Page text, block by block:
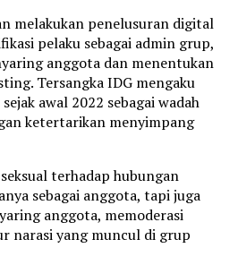
melakukan penelusuran digital
pelaku sebagai admin grup,
anggota dan menentukan
Tersangka IDG mengaku
awal 2022 sebagai wadah
ketertarikan menyimpang
terhadap hubungan
sebagai anggota, tapi juga
anggota, memoderasi
narasi yang muncul di grup